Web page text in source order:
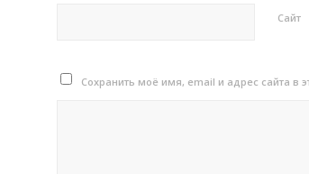
Сайт
Сохранить моё имя, email и адрес сайта